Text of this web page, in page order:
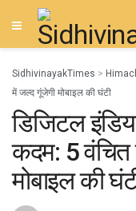
SidhivinayakTimes >
में जल्द गूंजेगी मोबाइल की घंटी
डिजिटल
कदम: 5 वंचित
मोबाइल की